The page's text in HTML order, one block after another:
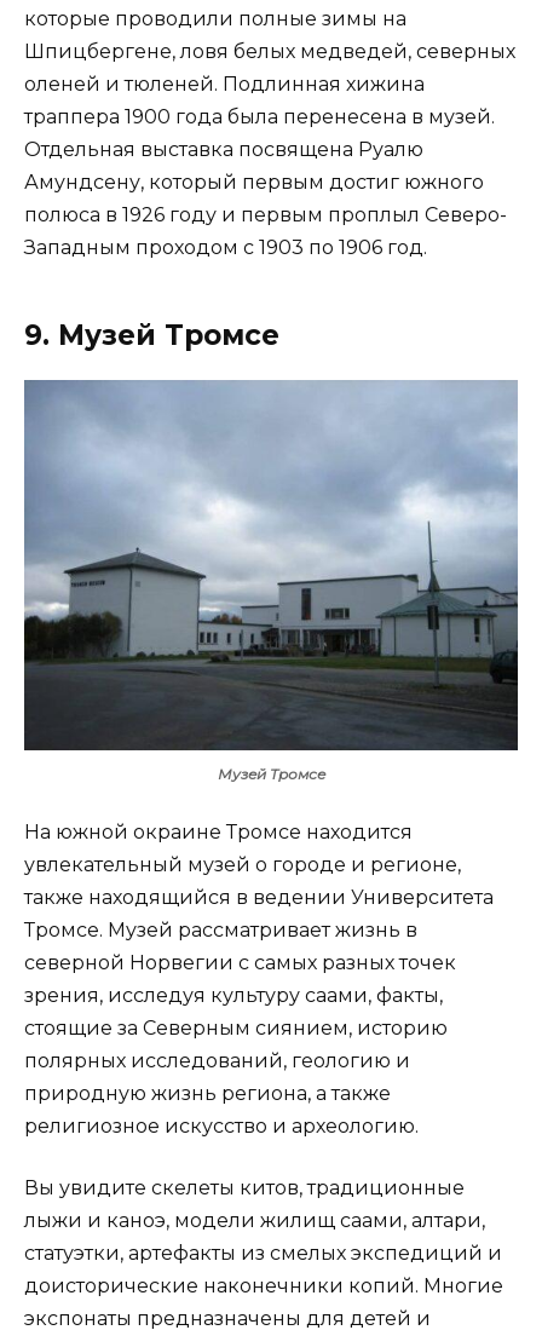
которые проводили полные зимы на
Шпицбергене, ловя белых медведей, северных
оленей и тюленей. Подлинная хижина
траппера 1900 года была перенесена в музей.
Отдельная выставка посвящена Руалю
Амундсену, который первым достиг южного
полюса в 1926 году и первым проплыл Северо-
Западным проходом с 1903 по 1906 год.
9. Музей Тромсе
Музей Тромсе
На южной окраине Тромсе находится
увлекательный музей о городе и регионе,
также находящийся в ведении Университета
Тромсе. Музей рассматривает жизнь в
северной Норвегии с самых разных точек
зрения, исследуя культуру саами, факты,
стоящие за Северным сиянием, историю
полярных исследований, геологию и
природную жизнь региона, а также
религиозное искусство и археологию.
Вы увидите скелеты китов, традиционные
лыжи и каноэ, модели жилищ саами, алтари,
статуэтки, артефакты из смелых экспедиций и
доисторические наконечники копий. Многие
экспонаты предназначены для детей и